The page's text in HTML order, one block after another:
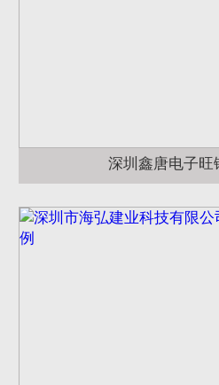
深圳鑫唐电子旺